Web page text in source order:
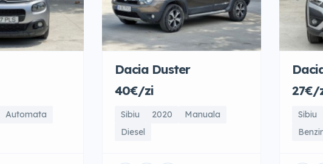
Automata
Dacia Duster
40€/zi
Sibiu 2020
Manuala
Diesel
27€/
Sibiu